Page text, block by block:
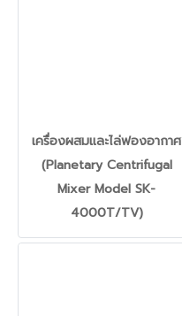
เครื่องผสมและไล่ฟองอากาศ
(Planetary Centrifugal
Mixer Model SK-
4000T/TV)